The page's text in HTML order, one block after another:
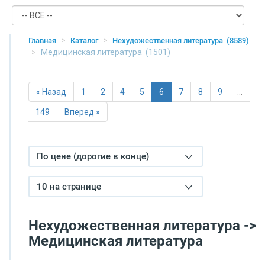
Главная Каталог Нехудожественная литература (8589)
Медицинская литература (1501)
« Назад 1 2 4 5 6 7 8 9 …
149 Вперед »
По цене (дорогие в конце)
10 на странице
Нехудожественная литература ->
Медицинская литература